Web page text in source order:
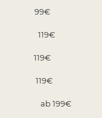
99€
119€
119€
119€
ab 199€